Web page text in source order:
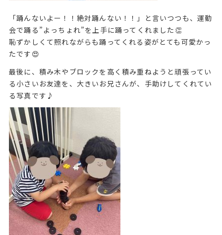
「踊んないよー！！絶対踊んない！！」と言いつつも、運動
会で踊る”よっちょれ”を上手に踊ってくれました👏
恥ずかしくて照れながらも踊ってくれる姿がとても可愛かっ
たです😍
最後に、積み木やブロックを高く積み重ねようと頑張ってい
る小さいお友達を、大きいお兄さんが、手助けしてくれてい
る写真です♪